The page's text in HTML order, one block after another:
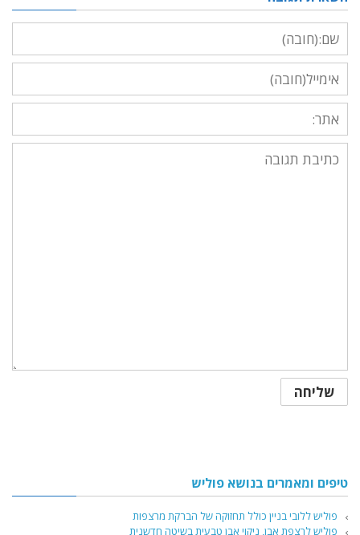
טיפים ומאמרים בנושא פוליש
פוליש ללובי בניין כולל תחזוקה של הברקת מרצפות
פוליש לרצפת אבן, ניקוי אבן טבעית בשיטה חדשנית